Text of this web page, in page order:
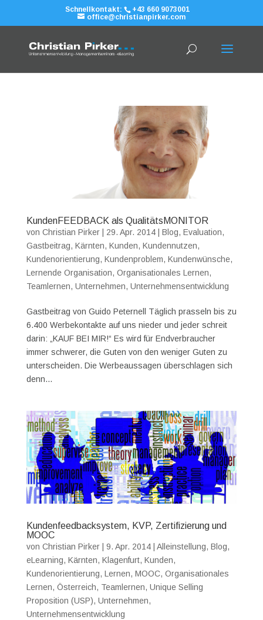
Schnellkontakt:
+43 660 9073001
office@christianpirker.com
KundenFEEDBACK als QualitätsMONITOR
von Christian Pirker| 29. Apr. 2014| Blog, Evaluation,
Gastbeitrag, Kärnten, Kunden, Kundennutzen,
Kundenorientierung, Kundenproblem, Kundenwünsche,
Lernende Organisation, Organisationales Lernen,
Teamlernen, Unternehmen, Unternehmensentwicklung
Gastbeitrag von Guido Peternell Täglich prasseln bis zu
6.400 Werbekontakte auf uns nieder und jeder schreit
darin: „KAUF BEI MIR!“ Es wird für Endverbraucher
immer schwerer, die Guten von den weniger Guten zu
unterscheiden. Die Werbeaussagen überschlagen sich
denn...
Kundenfeedbacksystem, KVP, Zertifizierung und
MOOC
von Christian Pirker| 9. Apr. 2014| Alleinstellung, Blog,
eLearning, Kärnten, Klagenfurt, Kunden,
Kundenorientierung, Lernen, MOOC, Organisationales
Lernen, Österreich, Teamlernen, Unique Selling
Proposition (USP), Unternehmen,
Unternehmensentwicklung